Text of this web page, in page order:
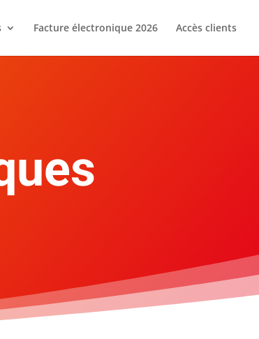
Facture électronique 2026 Accès clients